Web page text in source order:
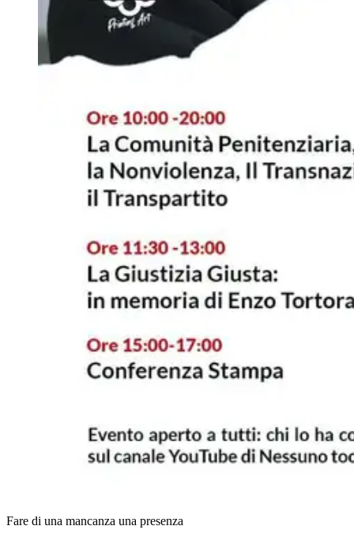
Fare di una mancanza una presenza